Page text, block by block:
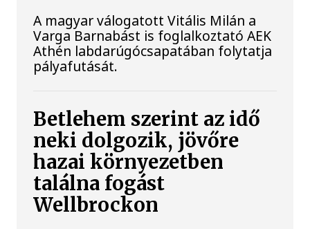
A magyar válogatott Vitális Milán a
Varga Barnabást is foglalkoztató AEK
Athén labdarúgócsapatában folytatja
pályafutását.
Betlehem szerint az idő
neki dolgozik, jövőre
hazai környezetben
találna fogást
Wellbrockon